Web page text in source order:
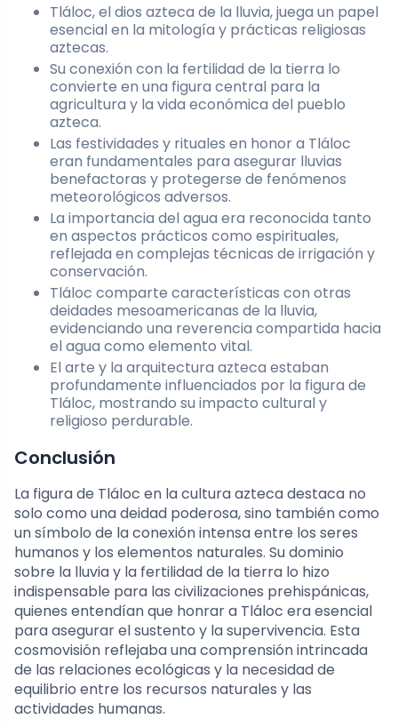
Tláloc, el dios azteca de la lluvia, juega un papel
esencial en la mitología y prácticas religiosas
aztecas.
Su conexión con la fertilidad de la tierra lo
convierte en una figura central para la
agricultura y la vida económica del pueblo
azteca.
Las festividades y rituales en honor a Tláloc
eran fundamentales para asegurar lluvias
benefactoras y protegerse de fenómenos
meteorológicos adversos.
La importancia del agua era reconocida tanto
en aspectos prácticos como espirituales,
reflejada en complejas técnicas de irrigación y
conservación.
Tláloc comparte características con otras
deidades mesoamericanas de la lluvia,
evidenciando una reverencia compartida hacia
el agua como elemento vital.
El arte y la arquitectura azteca estaban
profundamente influenciados por la figura de
Tláloc, mostrando su impacto cultural y
religioso perdurable.
Conclusión
La figura de Tláloc en la cultura azteca destaca no
solo como una deidad poderosa, sino también como
un símbolo de la conexión intensa entre los seres
humanos y los elementos naturales. Su dominio
sobre la lluvia y la fertilidad de la tierra lo hizo
indispensable para las civilizaciones prehispánicas,
quienes entendían que honrar a Tláloc era esencial
para asegurar el sustento y la supervivencia. Esta
cosmovisión reflejaba una comprensión intrincada
de las relaciones ecológicas y la necesidad de
equilibrio entre los recursos naturales y las
actividades humanas.